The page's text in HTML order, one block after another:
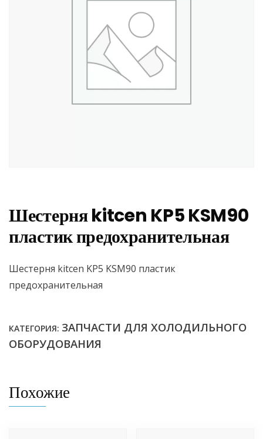
Шестерня kitcen KP5 KSM90
пластик предохранительная
Шестерня kitcen KP5 KSM90 пластик
предохранительная
КАТЕГОРИЯ: ЗАПЧАСТИ ДЛЯ ХОЛОДИЛЬНОГО
ОБОРУДОВАНИЯ
Похожие